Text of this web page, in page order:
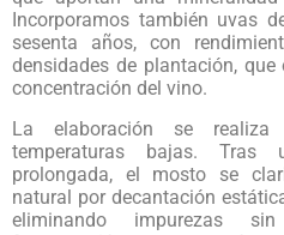
Incorporamos también uvas
sesenta años, con
densidades de plantación,
concentración del vino.
La elaboración se
temperaturas bajas. Tras
prolongada, el mosto se
natural por decantación
eliminando impurezas